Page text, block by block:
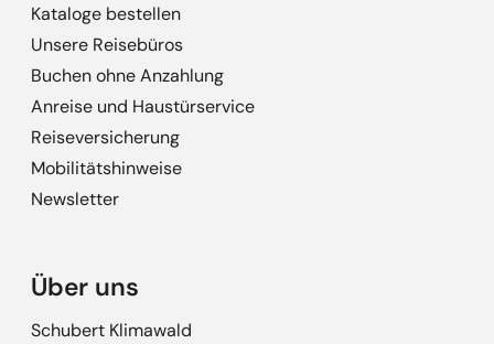
Kataloge bestellen
Unsere Reisebüros
Buchen ohne Anzahlung
Anreise und Haustürservice
Reiseversicherung
Mobilitätshinweise
Newsletter
Über uns
Schubert Klimawald